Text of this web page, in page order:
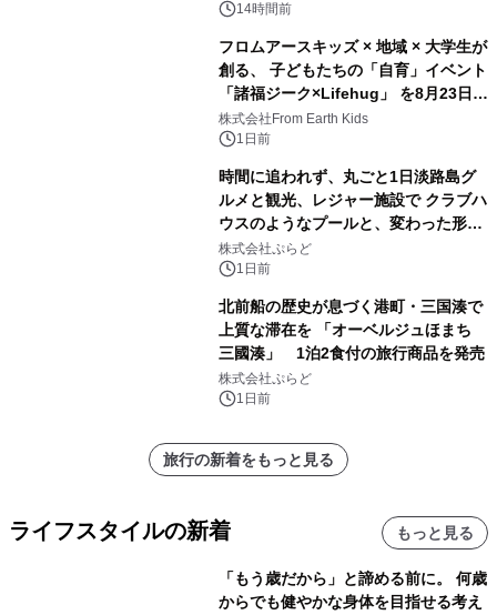
14時間前
フロムアースキッズ × 地域 × 大学生が
創る、 子どもたちの「自育」イベント
「諸福ジーク×Lifehug」 を8月23日
(日)開催
株式会社From Earth Kids
1日前
時間に追われず、丸ごと1日淡路島グ
ルメと観光、レジャー施設で クラブハ
ウスのようなプールと、変わった形の
サウナも 「THE BOXY AWAJI」のお
得な素泊まり連泊プランで
株式会社ぷらど
1日前
北前船の歴史が息づく港町・三国湊で
上質な滞在を 「オーベルジュほまち
三國湊」 1泊2食付の旅行商品を発売
株式会社ぷらど
1日前
旅行の新着をもっと見る
ライフスタイルの新着 もっと見る
「もう歳だから」と諦める前に。 何歳
からでも健やかな身体を目指せる考え